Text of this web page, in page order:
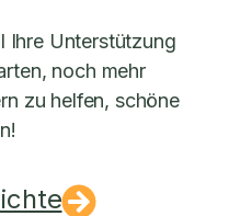
Ihre Unterstützung
noch mehr
zu helfen, schöne